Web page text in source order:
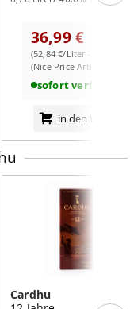
Aromen
von Cardhu
36,99 €
(52,84 €/Liter - mit
(Nice Price Artikel)
sofort verfügbar
in den
Cardhu